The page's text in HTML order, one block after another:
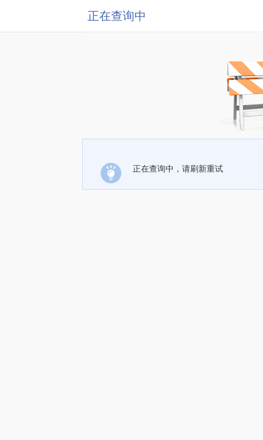
正在查询中
正在查询中，请刷新重试